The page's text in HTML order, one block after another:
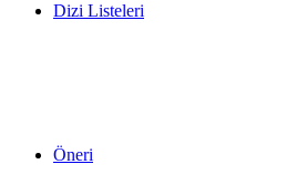
Dizi Listeleri
Öneri